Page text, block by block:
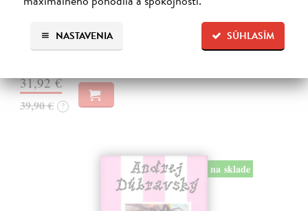
SÚHLASÍM
NASTAVENIA
systematicky pracoval na rekonštrukcii ikonickej Poslednej večere,
čo ho inšpirovalo k napísaniu tejto knihy. Odkrýva pred nami silné i
slabé…
31,92 €
39,90 € ?
na sklade